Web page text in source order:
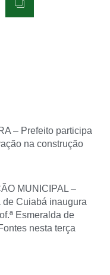
– Prefeito participa
na construção
MUNICIPAL –
de Cuiabá inaugura
Esmeralda de
nesta terça